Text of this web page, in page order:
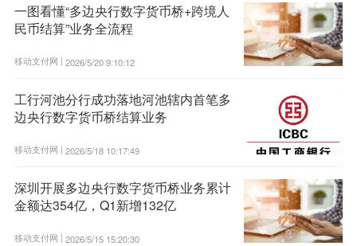
一图看懂“多边央行数字货币桥+跨境人
民币结算”业务全流程
移动支付网 | 2026/5/20 9:10:12
工行河池分行成功落地河池辖内首笔多
边央行数字货币桥结算业务
移动支付网 | 2026/5/18 10:17:49
深圳开展多边央行数字货币桥业务累计
金额达354亿，Q1新增132亿
移动支付网 | 2026/5/15 15:20:30